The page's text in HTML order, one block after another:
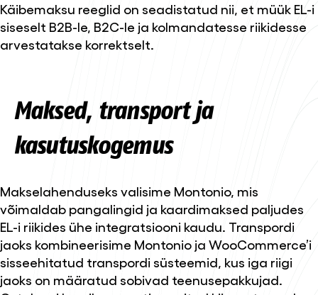
Käibemaksu reeglid on seadistatud nii, et müük EL-i
siseselt B2B-le, B2C-le ja kolmandatesse riikidesse
arvestatakse korrektselt.
Maksed, transport ja
kasutuskogemus
Makselahenduseks valisime Montonio, mis
võimaldab pangalingid ja kaardimaksed paljudes
EL-i riikides ühe integratsiooni kaudu. Transpordi
jaoks kombineerisime Montonio ja WooCommerce’i
sisseehitatud transpordi süsteemid, kus iga riigi
jaoks on määratud sobivad teenusepakkujad.